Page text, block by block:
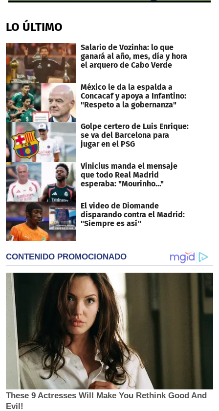
of
33
LO ÚLTIMO
Salario de Vozinha: lo que
ganará al año, mes, día y hora
el arquero de Cabo Verde
México le da la espalda a
Concacaf y apoya a Infantino:
"Respeto a la gobernanza"
Golpe certero de Luis Enrique:
se va del Barcelona para
jugar en el PSG
Vinicius manda el mensaje
que todo Real Madrid
esperaba: "Mourinho..."
El video de Diomande
disparando contra el Madrid:
"Siempre es así"